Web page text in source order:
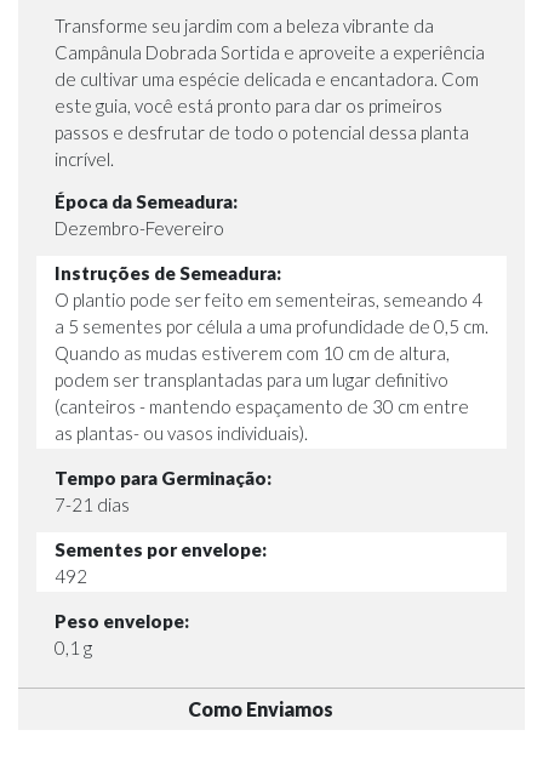
Transforme seu jardim com a beleza vibrante da
Campânula Dobrada Sortida e aproveite a experiência
de cultivar uma espécie delicada e encantadora. Com
este guia, você está pronto para dar os primeiros
passos e desfrutar de todo o potencial dessa planta
incrível.
Época da Semeadura:
Dezembro-Fevereiro
Instruções de Semeadura:
O plantio pode ser feito em sementeiras, semeando 4
a 5 sementes por célula a uma profundidade de 0,5 cm.
Quando as mudas estiverem com 10 cm de altura,
podem ser transplantadas para um lugar definitivo
(canteiros - mantendo espaçamento de 30 cm entre
as plantas- ou vasos individuais).
Tempo para Germinação:
7-21 dias
Sementes por envelope:
492
Peso envelope:
0,1 g
Como Enviamos